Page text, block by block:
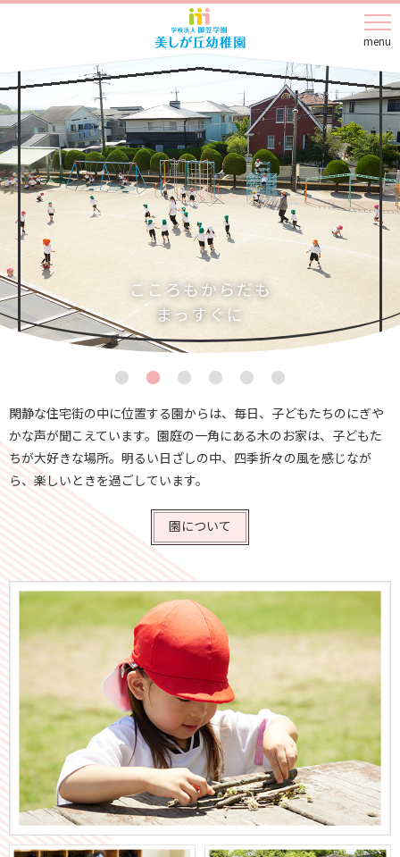
menu
こころもからだも
まっすぐに
閑静な住宅街の中に位置する園からは、毎日、子どもたちのにぎや
かな声が聞こえています。 園庭の一角にある木のお家は、子どもた
ちが大好きな場所。 明るい日ざしの中、四季折々の風を感じなが
ら、楽しいときを過ごしています。
園について